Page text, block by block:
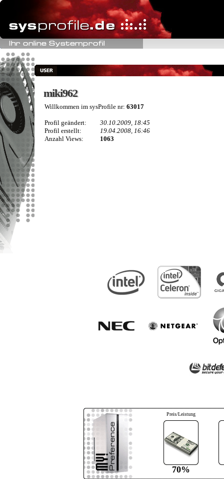
miki962
miki962
Willkommen im sysProfile nr: 63017
Profil geändert:
30.10.2009, 18:45
Profil erstellt:
19.04.2008, 16:46
Anzahl Views:
1063
Preis/Leistung
70%